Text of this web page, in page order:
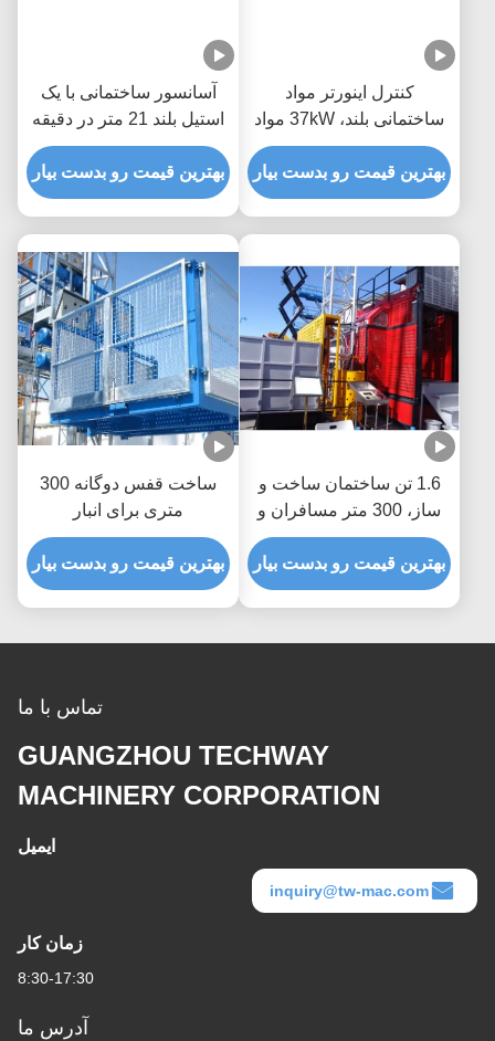
کنترل اینورتر مواد
ساختمانی بلند، 37kW مواد
مسافربری بلند
بهترین قیمت رو بدست بیار
آسانسور ساختمانی با یک
استیل بلند 21 متر در دقیقه
بهترین قیمت رو بدست بیار
1.6 تن ساختمان ساخت و
ساز، 300 متر مسافران و
مواد
بهترین قیمت رو بدست بیار
ساخت قفس دوگانه 300
متری برای انبار
بهترین قیمت رو بدست بیار
تماس با ما
GUANGZHOU TECHWAY
MACHINERY CORPORATION
ایمیل
inquiry@tw-mac.com
زمان کار
8:30-17:30
آدرس ما